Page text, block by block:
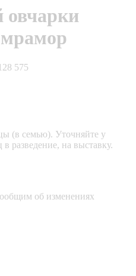
овчарки
мрамор
575
(в семью). Уточняйте у
разведение, на выставку.
об изменениях